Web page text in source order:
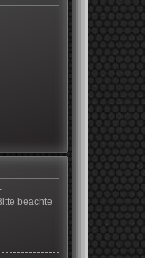
beachte